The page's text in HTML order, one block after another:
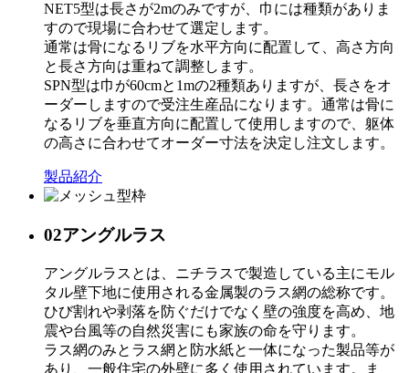
NET5型は長さが2mのみですが、巾には種類がありま
すので現場に合わせて選定します。
通常は骨になるリブを水平方向に配置して、高さ方向
と長さ方向は重ねて調整します。
SPN型は巾が60cmと1mの2種類ありますが、長さをオ
ーダーしますので受注生産品になります。通常は骨に
なるリブを垂直方向に配置して使用しますので、躯体
の高さに合わせてオーダー寸法を決定し注文します。
製品紹介
02アングルラス
アングルラスとは、ニチラスで製造している主にモル
タル壁下地に使用される金属製のラス網の総称です。
ひび割れや剥落を防ぐだけでなく壁の強度を高め、地
震や台風等の自然災害にも家族の命を守ります。
ラス網のみとラス網と防水紙と一体になった製品等が
あり、一般住宅の外壁に多く使用されています。ま